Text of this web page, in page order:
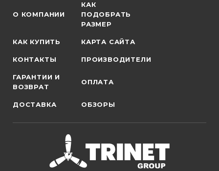
О КОМПАНИИ
КАК
ПОДОБРАТЬ
РАЗМЕР
КАК КУПИТЬ КАРТА САЙТА
КОНТАКТЫ ПРОИЗВОДИТЕЛИ
ГАРАНТИИ И
ВОЗВРАТ
ОПЛАТА
ДОСТАВКА ОБЗОРЫ